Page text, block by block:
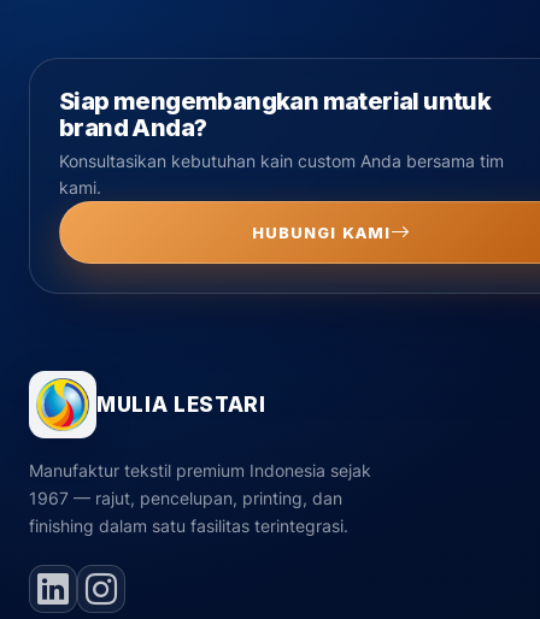
Siap mengembangkan material untuk
brand Anda?
Konsultasikan kebutuhan kain custom Anda bersama tim
kami.
HUBUNGI KAMI
MULIA LESTARI
Manufaktur tekstil premium Indonesia sejak
1967 — rajut, pencelupan, printing, dan
finishing dalam satu fasilitas terintegrasi.